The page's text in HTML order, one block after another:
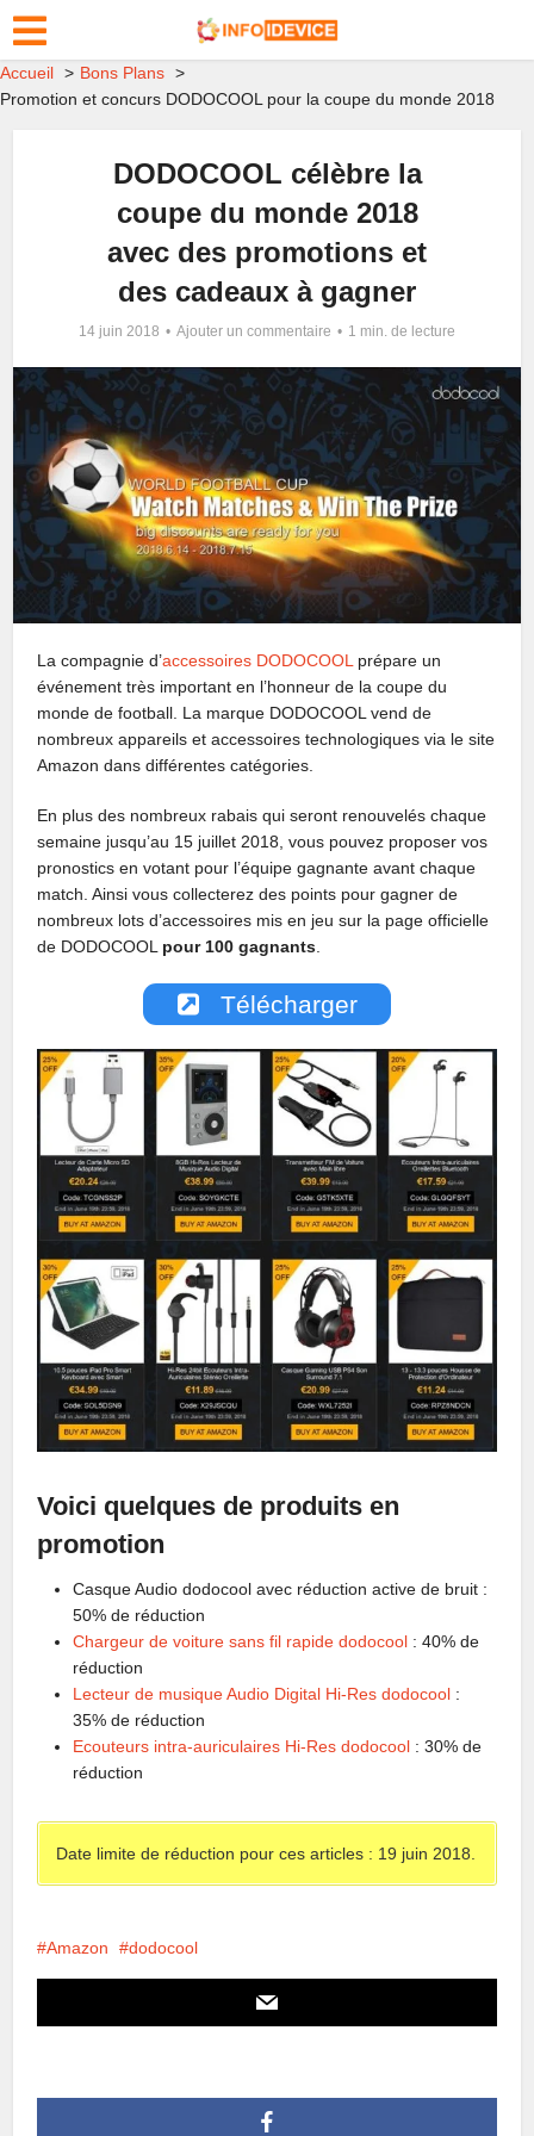
Accueil
Bons Plans
Promotion et concurs DODOCOOL pour la coupe du monde 2018
DODOCOOL célèbre la
coupe du monde 2018
avec des promotions et
des cadeaux à gagner
14 juin 2018 Ajouter un commentaire 1 min. de lecture
La compagnie d’accessoires DODOCOOL prépare un
événement très important en l’honneur de la coupe du
monde de football. La marque DODOCOOL vend de
nombreux appareils et accessoires technologiques via le site
Amazon dans différentes catégories.
En plus des nombreux rabais qui seront renouvelés chaque
semaine jusqu’au 15 juillet 2018, vous pouvez proposer vos
pronostics en votant pour l’équipe gagnante avant chaque
match. Ainsi vous collecterez des points pour gagner de
nombreux lots d’accessoires mis en jeu sur la page officielle
de DODOCOOL pour 100 gagnants
Télécharger
Voici quelques de produits en
promotion
Casque Audio dodocool avec réduction active de bruit :
50% de réduction
Chargeur de voiture sans fil rapide dodocool : 40% de
réduction
Lecteur de musique Audio Digital Hi-Res dodocool :
35% de réduction
Ecouteurs intra-auriculaires Hi-Res dodocool : 30% de
réduction
Date limite de réduction pour ces articles : 19 juin 2018.
Amazon dodocool